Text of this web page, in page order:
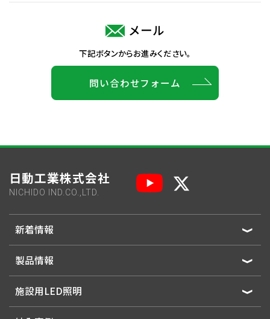
メール
下記ボタンからお進みください。
問い合わせフォーム
日動工業株式会社
NICHIDO IND.CO.,LTD.
新着情報
製品情報
施設用LED照明